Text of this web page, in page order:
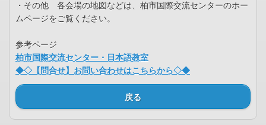
・その他 各会場の地図などは、柏市国際交流センターのホー
ムページをご覧ください。
参考ページ
柏市国際交流センター・日本語教室
◆◇【問合せ】お問い合わせはこちらから◇◆
戻る